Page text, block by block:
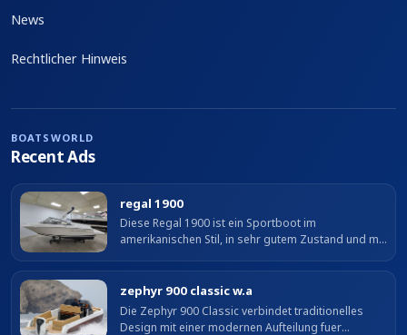
News
Rechtlicher Hinweis
BOATSWORLD
Recent Ads
regal 1900
Diese Regal 1900 ist ein Sportboot im
amerikanischen Stil, in sehr gutem Zustand und mit
Nutzung und gute Wartung zeigt. Sie bietet...
zephyr 900 classic w.a
Die Zephyr 900 Classic verbindet traditionelles
Design mit einer modernen Aufteilung fuer